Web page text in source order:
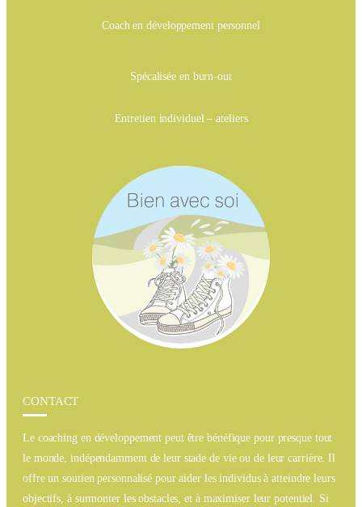
Coach en développement personnel
Spécalisée en burn-out
Entretien individuel – ateliers
CONTACT
Le coaching en développement peut être bénéfique pour presque tout
le monde, indépendamment de leur stade de vie ou de leur carrière. Il
offre un soutien personnalisé pour aider les individus à atteindre leurs
objectifs, à surmonter les obstacles, et à maximiser leur potentiel. Si